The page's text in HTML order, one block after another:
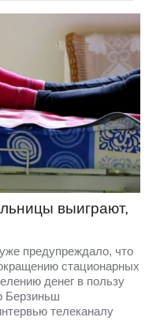
выиграют,
предупреждало, что
стационарных
денег в пользу
Берзиньш
телеканалу